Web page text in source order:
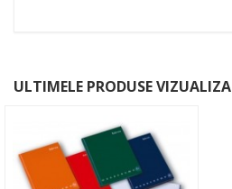
ULTIMELE PRODUSE